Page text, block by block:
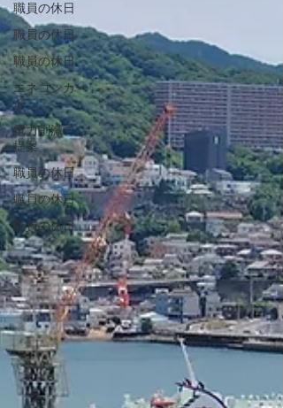
職員の休日
職員の休日
職員の休日
エネコンカー
ド
電力削減のご
提案
職員の休日
職員の休日
職員の休日